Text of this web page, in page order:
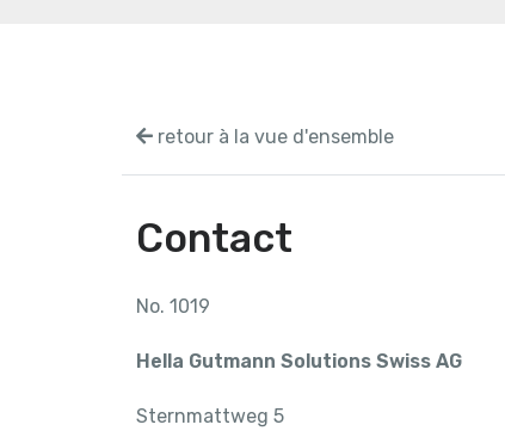
retour à la vue d'ensemble
Contact
No. 1019
Hella Gutmann Solutions Swiss AG
Sternmattweg 5